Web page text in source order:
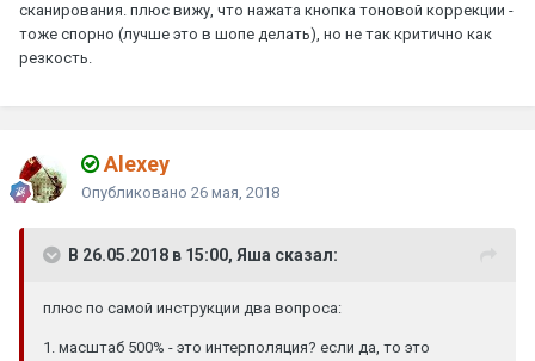
сканирования. плюс вижу, что нажата кнопка тоновой коррекции -
тоже спорно (лучше это в шопе делать), но не так критично как
резкость.
Alexey
Опубликовано 26 мая, 2018
В 26.05.2018 в 15:00, Яшa сказал:
плюс по самой инструкции два вопроса:
1. масштаб 500% - это интерполяция? если да, то это